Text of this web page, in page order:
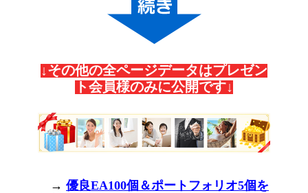
↓その他の全ページデータはプレゼン
ト会員様のみに公開です↓
→ 優良EA100個＆ポートフォリオ5個を